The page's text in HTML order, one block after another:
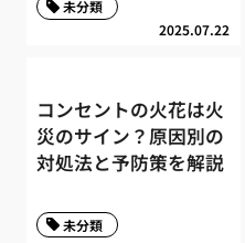
2025.07.22
未分類
コンセントの火花は火
災のサイン？原因別の
対処法と予防策を解説
未分類